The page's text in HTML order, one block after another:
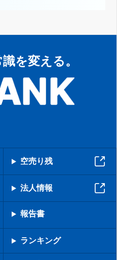
を変える。
空売り残
法人情報
報告書
ランキング